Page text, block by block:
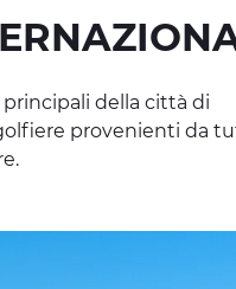
della città di
provenienti da